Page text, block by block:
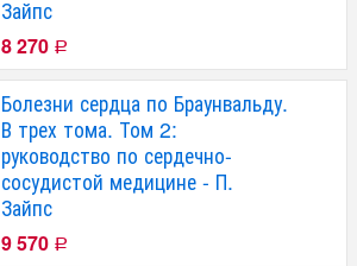
Зайпс
8 270 Р
Болезни сердца по Браунвальду.
В трех тома. Том 2:
руководство по сердечно-
сосудистой медицине - П.
Зайпс
9 570 Р